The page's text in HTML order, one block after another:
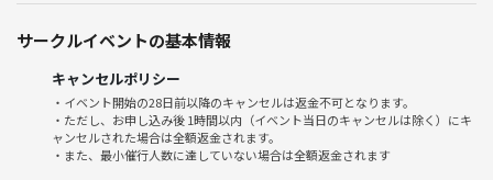
せっかくの休日が暇だなんてもったいない！
ぜひ一緒に遊びましょ🙂
※「平成生まれ（〜36歳）限定」のイベントです。
※「最大24名」まで募集予定です。
※あくまで『友達作り』を目的としたビーチバレーです。ガッツリ勝ち
負けに拘わってやりたいという方はご遠慮ください。
サークルイベントの基本情報
キャンセルポリシー
・イベント開始の28日前以降のキャンセルは返金不可となります。
・ただし、お申し込み後 1時間以内（イベント当日のキャンセルは除く）にキ
ャンセルされた場合は全額返金されます。
・また、最小催行人数に達していない場合は全額返金されます